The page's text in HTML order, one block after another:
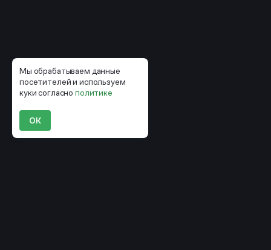
Мы обрабатываем данные
посетителей и используем
куки согласнополитике
ОК